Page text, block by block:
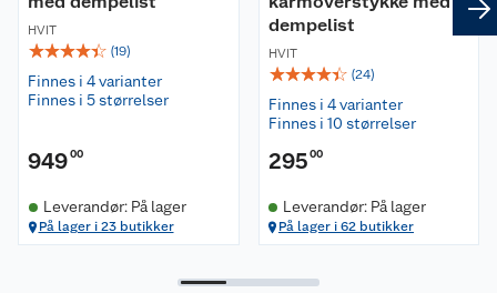
HVIT
☆☆☆☆☆ (19)
Finnes i 4 varianter
Finnes i 5 størrelser
94900
Leverandør: På lager
På lager i 23 butikker
dempelist
HVIT
☆☆☆☆☆ (24)
Finnes i 4 varianter
Finnes i 10 størrelser
295 00
Leverandør: På lager
På lager i 62 butikker